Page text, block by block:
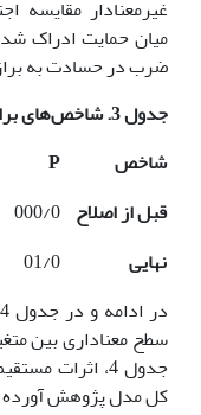
غیرمعنادار مقایسه
میان حمایت ادراک
ضرب در حسادت به
جدول3. شاخص‌های
شاخص
P
قبل از اصلاح 000/0
نهایی
01/0
سطح معناداری بین
جدول 4، اثرات
کل مدل پژوهش